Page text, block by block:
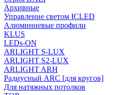
Архивные
Управление светом ICLED
Алюминиевые профили
KLUS
LEDs-ON
ARLIGHT S-LUX
ARLIGHT S2-LUX
ARLIGHT ARH
Радиусный ARC [для кругов]
Для натяжных потолков